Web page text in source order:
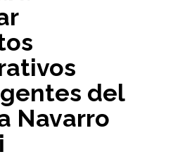
del
Navarro